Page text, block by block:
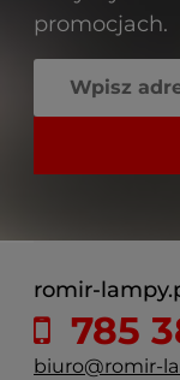
promocjach.
romir-
785
biuro@romir-